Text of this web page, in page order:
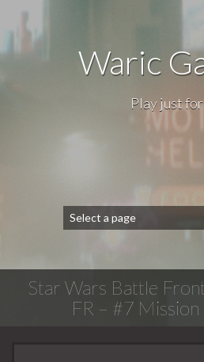
Waric
Play just
Star Wars Battle
FR – #7